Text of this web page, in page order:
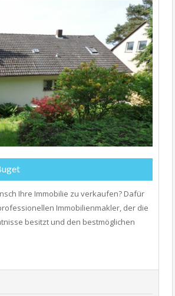
Ihre Immobilie zu verkaufen? Dafür
Immobilienmakler, der die
besitzt und den bestmöglichen